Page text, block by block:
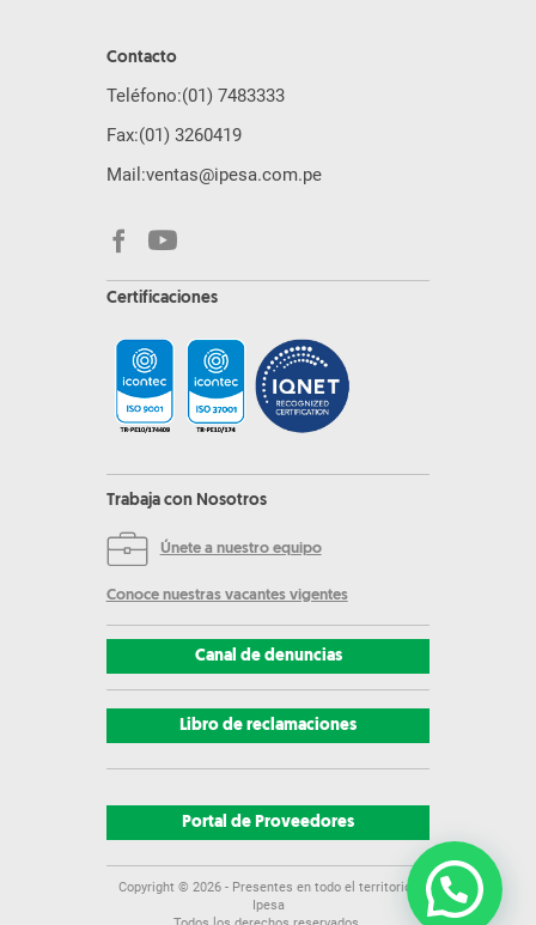
Contacto
Teléfono:(01) 7483333
Fax:(01) 3260419
Mail:ventas@ipesa.com.pe
Certificaciones
Trabaja con Nosotros
Únete a nuestro equipo
Conoce nuestras vacantes vigentes
Canal de denuncias
Libro de reclamaciones
Portal de Proveedores
Copyright © 2026- Presentes en todo el territorio |
Ipesa